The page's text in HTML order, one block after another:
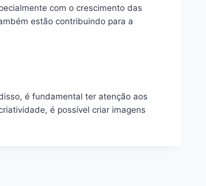
com o crescimento das
estão contribuindo para a
é fundamental ter atenção aos
é possível criar imagens